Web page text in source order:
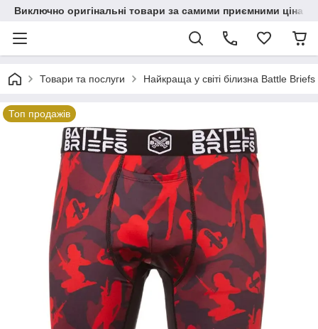
Виключно оригінальні товари за самими приємними
Товари та послуги Найкраща у світі білизна Battle Briefs
Топ продажів